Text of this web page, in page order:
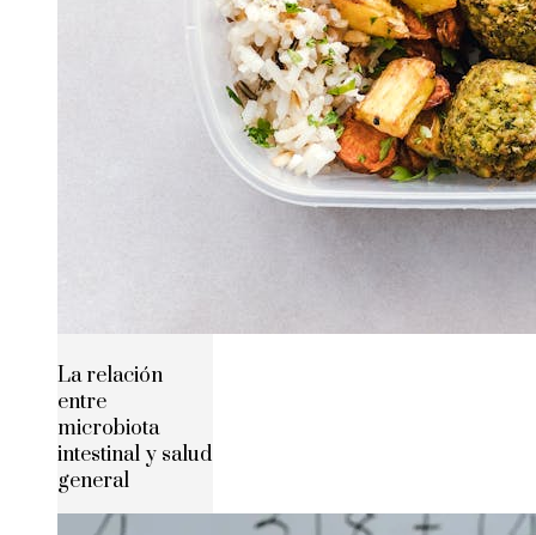
La relación
entre
microbiota
intestinal y salud
general